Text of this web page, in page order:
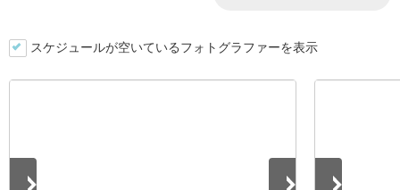
スケジュールが空いているフォトグラファーを表示